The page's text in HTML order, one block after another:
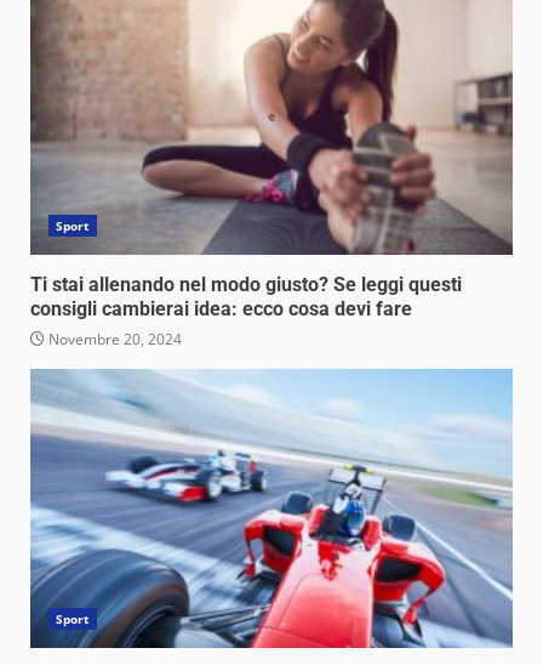
Sport
Ti stai allenando nel modo giusto? Se leggi questi
consigli cambierai idea: ecco cosa devi fare
Novembre 20, 2024
Sport